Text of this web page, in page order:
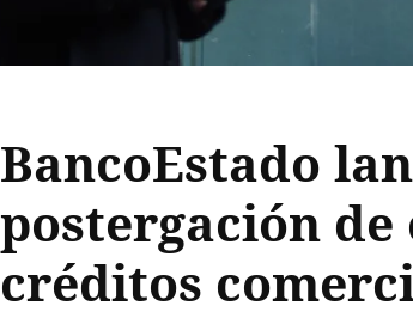
BancoEstado
postergación de
créditos